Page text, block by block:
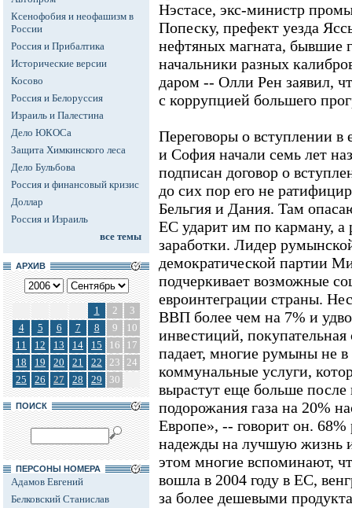
Ксенофобия и неофашизм в
России
Россия и Прибалтика
Исторические версии
Косово
Россия и Белоруссия
Израиль и Палестина
Дело ЮКОСа
Защита Химкинского леса
Дело Бульбова
Россия и финансовый кризис
Доллар
Россия и Израиль
все темы
АРХИВ
1 2
3
4
5 6 7 8 9
10
11
12 13 14 15 16
17
18
19 20 21 22 23 24
25
26 27 28 29 30
ПОИСК
ПЕРСОНЫ НОМЕРА
Адамов Евгений
Белковский Станислав
Нэстасе, экс-министр
Попеску, префект уезда
нефтяных магната, бывшие
начальники разных
даром -- Олли Рен заявил,
с коррупцией большего
Переговоры о вступлении
и София начали семь лет
подписан договор о
до сих пор его не
Бельгия и Дания. Там
ЕС ударит им по карману,
заработки. Лидер
демократической партии
подчеркивает возможные
евроинтеграции страны.
ВВП более чем на 7% и
инвестиций,
падает, многие румыны не в
коммунальные услуги,
вырастут еще больше
подорожания газа на 20%
Европе», -- говорит он.
надежды на лучшую жизнь
этом многие вспоминают,
вошла в 2004 году в ЕС,
за более дешевыми